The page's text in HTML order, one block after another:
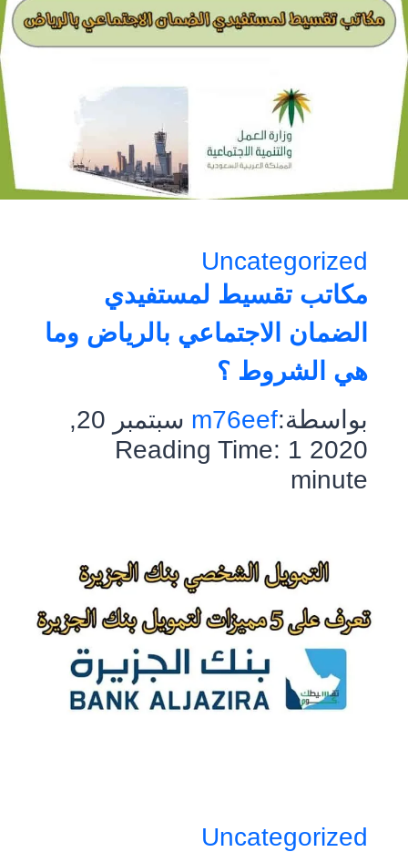
Uncategorized
مكاتب تقسيط لمستفيدي
الضمان الاجتماعي بالرياض وما
هي الشروط ؟
بواسطة:m76eef
سبتمبر 20,
2020
Reading Time: 1
minute
Uncategorized